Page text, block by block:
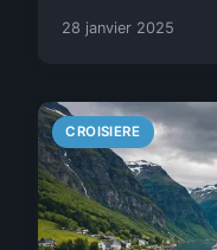
28 janvier 2025
CROISIERE